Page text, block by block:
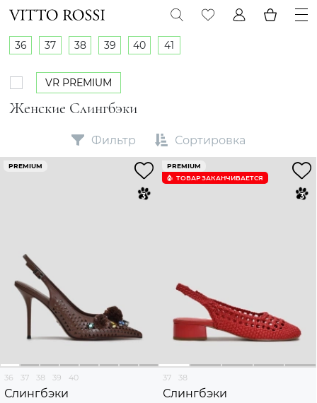
Женские Слингбэки
36 37 38 39 40 41
VR PREMIUM
Фильтр Сортировка
PREMIUM
36 37 38 39 40
Слингбэки
PREMIUM
ТОВАР ЗАКАНЧИВАЕТСЯ
37 38
Слингбэки